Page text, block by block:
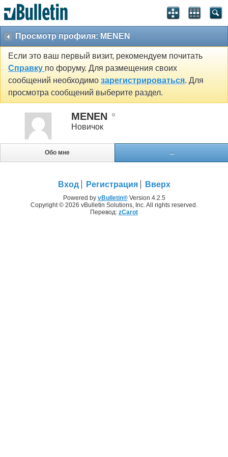
Просмотр профиля: MENEN
Если это ваш первый визит, рекомендуем почитать
Справку по форуму. Для размещения своих
сообщений необходимо зарегистрироваться. Для
просмотра сообщений выберите раздел.
MENEN
Новичок
Обо мне ...
Вход Регистрация Вверх
Powered by vBulletin®Version 4.2.5
Copyright © 2026 vBulletin Solutions, Inc. All rights reserved.
Перевод: zCarot